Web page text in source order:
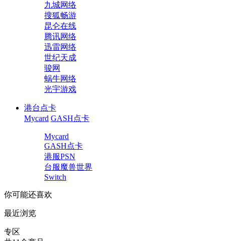
九城网络
搜狐畅游
昆仑在线
腾讯网络
迅雷网络
世纪天成
骏网
蜗牛网络
光宇游戏
港台点卡
Mycard GASH点卡
Mycard
GASH点卡
港服PSN
台服魔兽世界
Switch
你可能还喜欢
最近浏览
专区